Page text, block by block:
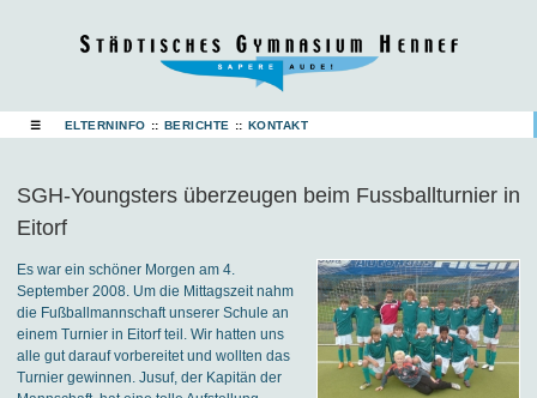
☰ ELTERNINFO :: BERICHTE :: KONTAKT
SGH-Youngsters überzeugen beim Fussballturnier in
Eitorf
Es war ein schöner Morgen am 4.
September 2008. Um die Mittagszeit nahm
die Fußballmannschaft unserer Schule an
einem Turnier in Eitorf teil. Wir hatten uns
alle gut darauf vorbereitet und wollten das
Turnier gewinnen. Jusuf, der Kapitän der